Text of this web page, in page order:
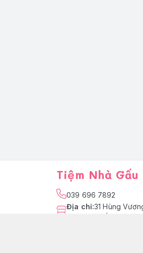
Tiệm Nhà
039 696 7892
Địa chỉ:31 Hùng
Quốc